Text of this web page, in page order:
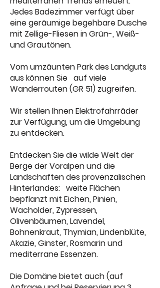
Jedes Badezimmer verfügt über
eine geräumige begehbare Dusche
mit Zellige-Fliesen in Grün-, Weiß-
und Grautönen.
Vom umzäunten Park des Landguts
aus können Sie auf viele
Wanderrouten (GR 51) zugreifen.
Wir stellen Ihnen Elektrofahrräder
zur Verfügung, um die Umgebung
zu entdecken.
Entdecken Sie die wilde Welt der
Berge der Voralpen und die
Landschaften des provenzalischen
Hinterlandes: weite Flächen
bepflanzt mit Eichen, Pinien,
Wacholder, Zypressen,
Olivenbäumen, Lavendel,
Bohnenkraut, Thymian, Lindenblüte,
Akazie, Ginster, Rosmarin und
mediterrane Essenzen.
Die Domäne bietet auch (auf